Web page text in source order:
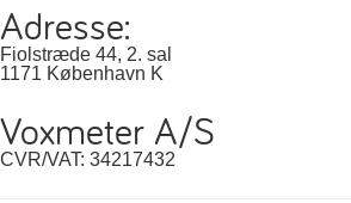
Adresse:
Fiolstræde 44, 2. sal
1171 København K
Voxmeter A/S
CVR/VAT: 34217432